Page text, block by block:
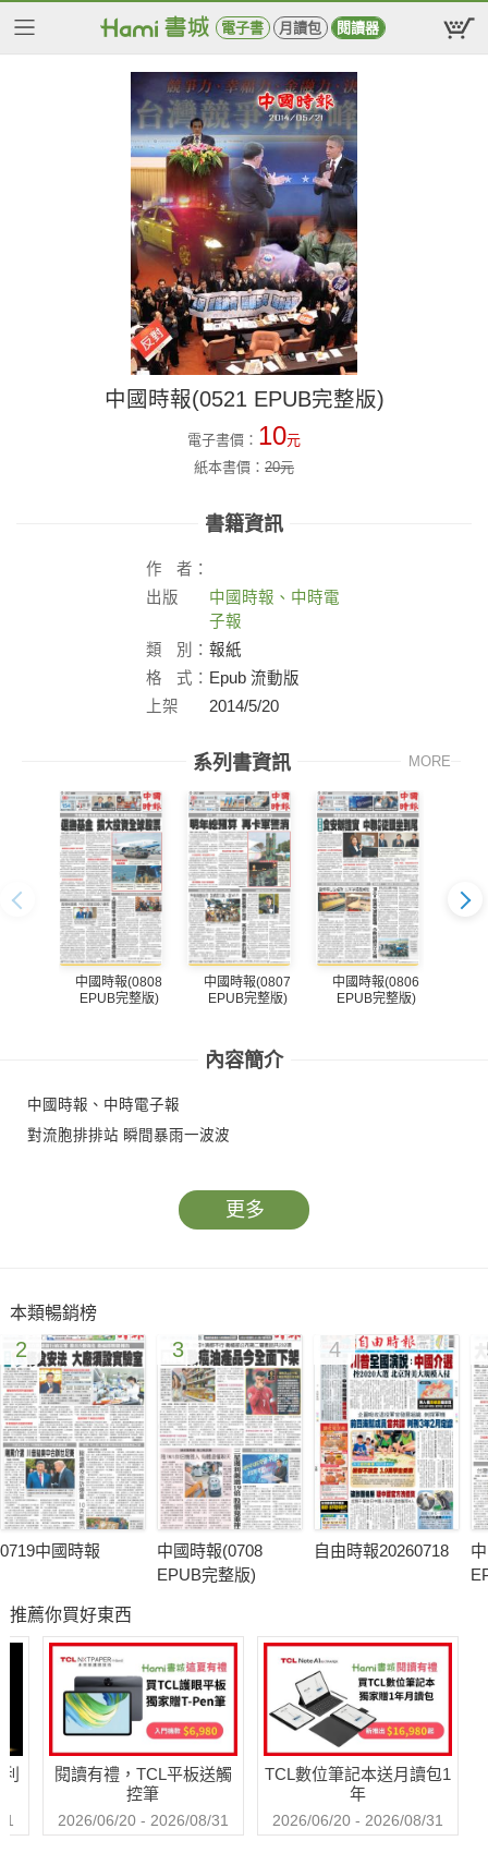
電子書 月讀包 閱讀器
中國時報(0521 EPUB完整版)
電子書價： 10元
紙本書價： 20元
書籍資訊
作
者：
出版
中國時報、中時電
子報
類
別： 報紙
格
式： Epub 流動版
上架
2014/5/20
系列書資訊 MORE
中國時報(0808
EPUB完整版)
中國時報(0807
EPUB完整版)
中國時報(0806
EPUB完整版)
內容簡介
中國時報、中時電子報
對流胞排排站 瞬間暴雨一波波
更多
本類暢銷榜
2
0719中國時報
3
中國時報(0708
EPUB完整版)
4
自由時報20260718
推薦你買好東西
閱讀有禮，TCL平板送觸
控筆
2026/06/20 - 2026/08/31
TCL數位筆記本送月讀包1
年
2026/06/20 - 2026/08/31